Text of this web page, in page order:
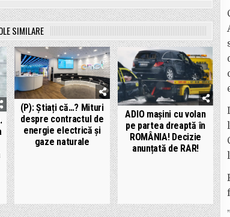
SIMILARE
(P): Știați că…? Mituri
despre contractul de
energie electrică și
gaze naturale
ADIO mașini cu volan
pe partea dreaptă în
ROMÂNIA! Decizie
anunțată de RAR!